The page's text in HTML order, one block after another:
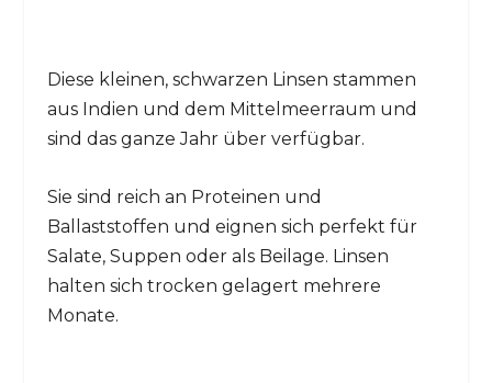
Diese kleinen, schwarzen Linsen stammen
aus Indien und dem Mittelmeerraum und
sind das ganze Jahr über verfügbar.
Sie sind reich an Proteinen und
Ballaststoffen und eignen sich perfekt für
Salate, Suppen oder als Beilage. Linsen
halten sich trocken gelagert mehrere
Monate.